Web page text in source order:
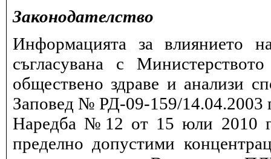
Законодателство
Информацията за влиянието
съгласувана с
обществено здраве и анализи
Заповед № РД-09-159/14.04.2003
Наредба №12 от 15 юли 2010
пределно допустими